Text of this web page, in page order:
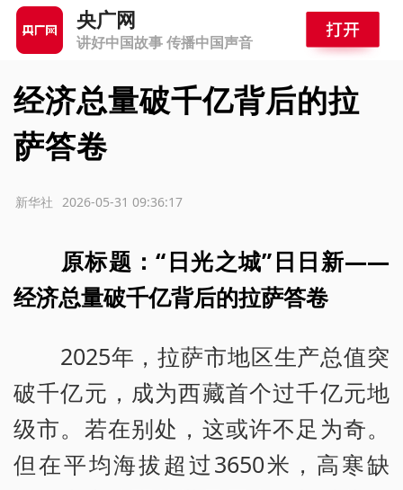
央广网
讲好中国故事 传播中国声音
经济总量破千亿背后的拉
萨答卷
2026-05-31 09:36:17
新华社
原标题：“日光之城”日日新——
经济总量破千亿背后的拉萨答卷
2025年，拉萨市地区生产总值突
破千亿元，成为西藏首个过千亿元地
级市。若在别处，这或许不足为奇。
但在平均海拔超过3650米，高寒缺